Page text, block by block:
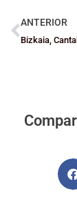
ANTERIOR